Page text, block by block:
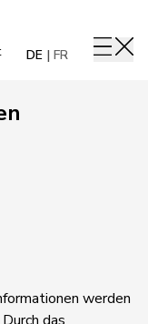
DE FR
werden